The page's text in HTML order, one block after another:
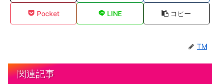
Pocket LINE コピー
TM
関連記事